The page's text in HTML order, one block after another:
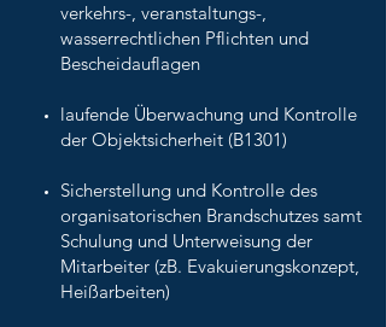
verkehrs-, veranstaltungs-,
wasserrechtlichen Pflichten und
Bescheidauflagen
laufende Überwachung und Kontrolle
der Objektsicherheit (B1301)
Sicherstellung und Kontrolle des
organisatorischen Brandschutzes samt
Schulung und Unterweisung der
Mitarbeiter (zB. Evakuierungskonzept,
Heißarbeiten)